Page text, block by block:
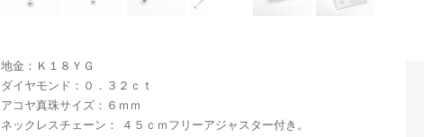
地金：Ｋ１８ＹＧ
ダイヤモンド：０．３２ｃｔ
アコヤ真珠サイズ：６ｍｍ
ネックレスチェーン： ４５ｃｍフリーアジャスター付き。